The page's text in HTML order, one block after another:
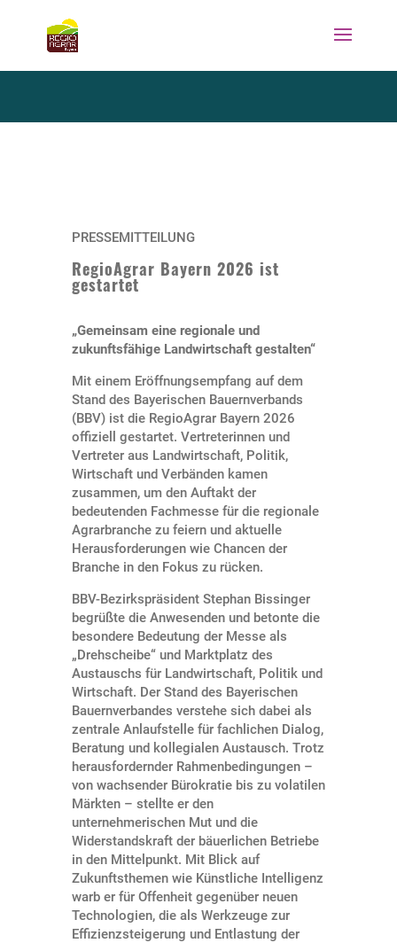
PRESSEMITTEILUNG
RegioAgrar Bayern 2026 ist
gestartet
„Gemeinsam eine regionale und
zukunftsfähige Landwirtschaft gestalten“
Mit einem Eröffnungsempfang auf dem
Stand des Bayerischen Bauernverbands
(BBV) ist die RegioAgrar Bayern 2026
offiziell gestartet. Vertreterinnen und
Vertreter aus Landwirtschaft, Politik,
Wirtschaft und Verbänden kamen
zusammen, um den Auftakt der
bedeutenden Fachmesse für die regionale
Agrarbranche zu feiern und aktuelle
Herausforderungen wie Chancen der
Branche in den Fokus zu rücken.
BBV-Bezirkspräsident Stephan Bissinger
begrüßte die Anwesenden und betonte die
besondere Bedeutung der Messe als
„Drehscheibe“ und Marktplatz des
Austauschs für Landwirtschaft, Politik und
Wirtschaft. Der Stand des Bayerischen
Bauernverbandes verstehe sich dabei als
zentrale Anlaufstelle für fachlichen Dialog,
Beratung und kollegialen Austausch. Trotz
herausfordernder Rahmenbedingungen –
von wachsender Bürokratie bis zu volatilen
Märkten – stellte er den
unternehmerischen Mut und die
Widerstandskraft der bäuerlichen Betriebe
in den Mittelpunkt. Mit Blick auf
Zukunftsthemen wie Künstliche Intelligenz
warb er für Offenheit gegenüber neuen
Technologien, die als Werkzeuge zur
Effizienzsteigerung und Entlastung der